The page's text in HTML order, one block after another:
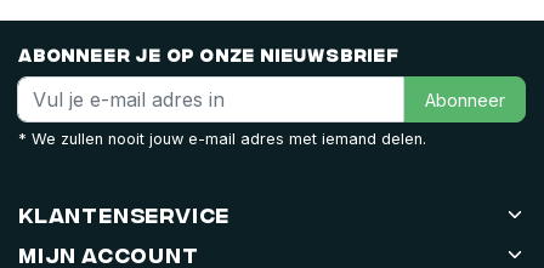
Abonneer je op onze nieuwsbrief
Abonneer
* We zullen nooit jouw e-mail adres met iemand delen.
Klantenservice
Mijn account